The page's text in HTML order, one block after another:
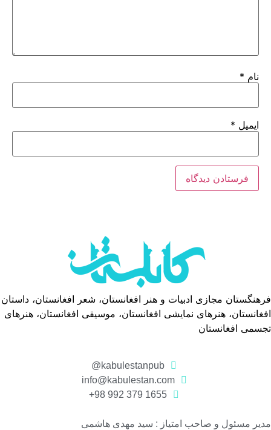
نام *
ایمیل *
فرهنگستان مجازی ادبیات و هنر افغانستان، شعر افغانستان، داستان
افغانستان، هنرهای نمایشی افغانستان، موسیقی افغانستان، هنرهای
تجسمی افغانستان
kabulestanpub@
info@kabulestan.com
1655 379 992 98+
مدیر مسئول و صاحب امتیاز : سید مهدی هاشمی